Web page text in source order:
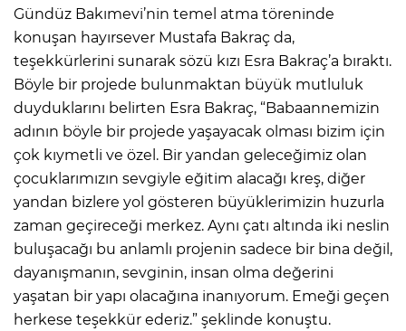
Gündüz Bakımevi’nin temel atma töreninde
konuşan hayırsever Mustafa Bakraç da,
teşekkürlerini sunarak sözü kızı Esra Bakraç’a bıraktı.
Böyle bir projede bulunmaktan büyük mutluluk
duyduklarını belirten Esra Bakraç, “Babaannemizin
adının böyle bir projede yaşayacak olması bizim için
çok kıymetli ve özel. Bir yandan geleceğimiz olan
çocuklarımızın sevgiyle eğitim alacağı kreş, diğer
yandan bizlere yol gösteren büyüklerimizin huzurla
zaman geçireceği merkez. Aynı çatı altında iki neslin
buluşacağı bu anlamlı projenin sadece bir bina değil,
dayanışmanın, sevginin, insan olma değerini
yaşatan bir yapı olacağına inanıyorum. Emeği geçen
herkese teşekkür ederiz.” şeklinde konuştu.